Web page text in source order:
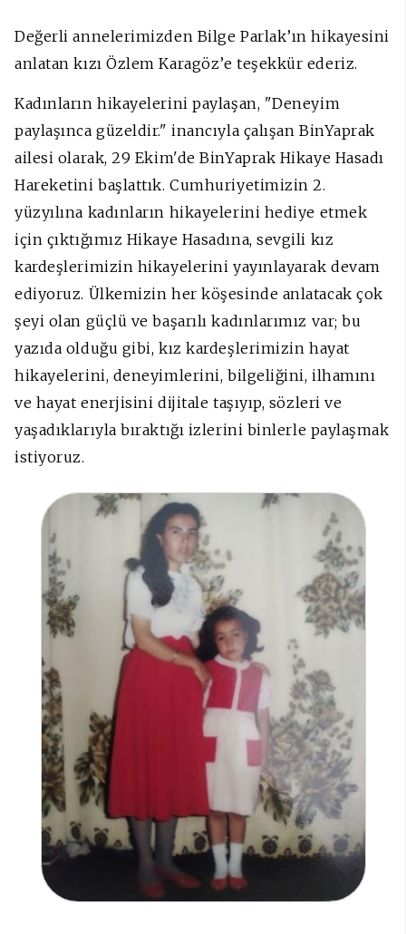
Değerli annelerimizden Bilge Parlak’ın hikayesini
anlatan kızı Özlem Karagöz’e teşekkür ederiz.
Kadınların hikayelerini paylaşan, "Deneyim
paylaşınca güzeldir." inancıyla çalışan BinYaprak
ailesi olarak, 29 Ekim'de BinYaprak Hikaye Hasadı
Hareketini başlattık. Cumhuriyetimizin 2.
yüzyılına kadınların hikayelerini hediye etmek
için çıktığımız Hikaye Hasadına, sevgili kız
kardeşlerimizin hikayelerini yayınlayarak devam
ediyoruz. Ülkemizin her köşesinde anlatacak çok
şeyi olan güçlü ve başarılı kadınlarımız var; bu
yazıda olduğu gibi, kız kardeşlerimizin hayat
hikayelerini, deneyimlerini, bilgeliğini, ilhamını
ve hayat enerjisini dijitale taşıyıp, sözleri ve
yaşadıklarıyla bıraktığı izlerini binlerle paylaşmak
istiyoruz.